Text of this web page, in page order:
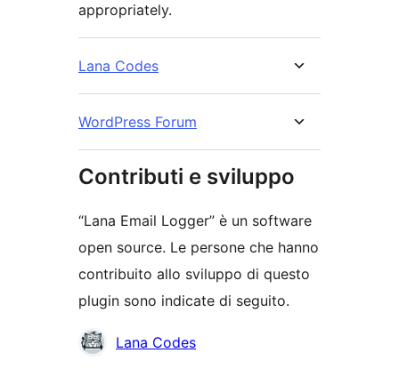
appropriately.
Lana Codes
WordPress Forum
Contributi e sviluppo
“Lana Email Logger” è un software
open source. Le persone che hanno
contribuito allo sviluppo di questo
plugin sono indicate di seguito.
Collaboratori
Lana Codes